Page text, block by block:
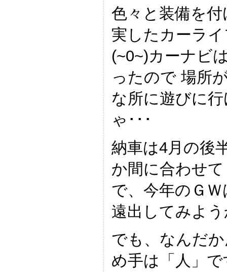
色々と装備を
実したカーラ
(~0~)カーナビ
ったので 場所
な所に遊びに
ゃ･･･
納車は4月の後
か間に合わせ
で、今年のＧ
遠出してみよ
でも、なんだ
め手は「人」